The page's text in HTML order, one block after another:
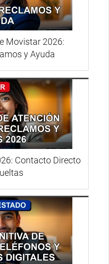
Movistar 2026:
y Ayuda
Contacto Directo